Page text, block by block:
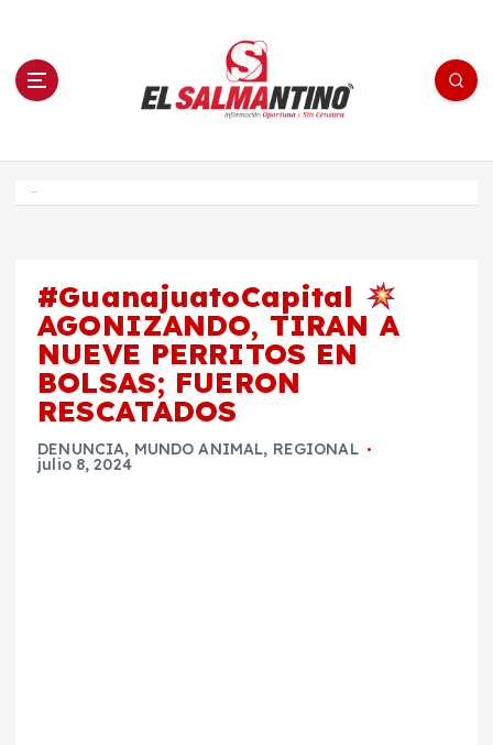
n El Salmantino - medios/noticias/editorial
#GuanajuatoCapital
AGONIZANDO, TIRAN A
NUEVE PERRITOS EN
BOLSAS; FUERON
RESCATADOS
DENUNCIA, MUNDO ANIMAL, REGIONAL
julio 8, 2024